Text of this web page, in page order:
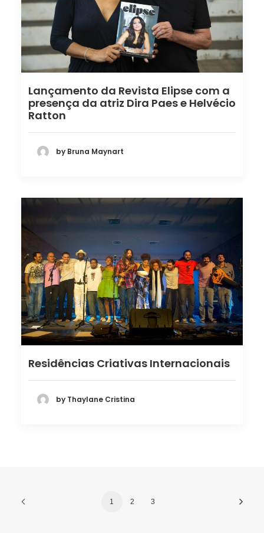
Lançamento da Revista Elipse com a
presença da atriz Dira Paes e Helvécio
Ratton
by Bruna Maynart
Residências Criativas Internacionais
by Thaylane Cristina
1 2 3